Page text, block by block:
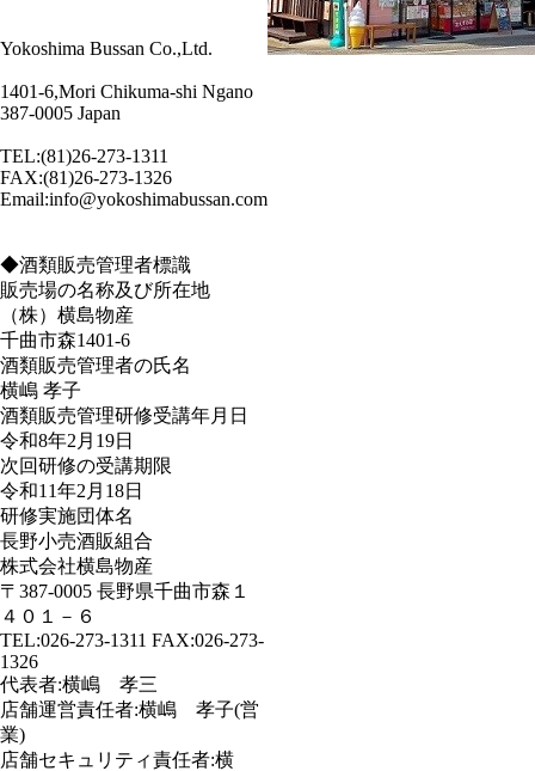
Yokoshima Bussan Co.,Ltd.
1401-6,Mori Chikuma-shi Ngano
387-0005 Japan
TEL:(81)26-273-1311
FAX:(81)26-273-1326
Email:info@yokoshimabussan.com
◆酒類販売管理者標識
販売場の名称及び所在地
（株）横島物産
千曲市森1401-6
酒類販売管理者の氏名
横嶋 孝子
酒類販売管理研修受講年月日
令和8年2月19日
次回研修の受講期限
令和11年2月18日
研修実施団体名
長野小売酒販組合
株式会社横島物産
〒387-0005 長野県千曲市森１
４０１－６
TEL:026-273-1311 FAX:026-273-
1326
代表者:横嶋 孝三
店舗運営責任者:横嶋 孝子(営
業)
店舗セキュリティ責任者:横